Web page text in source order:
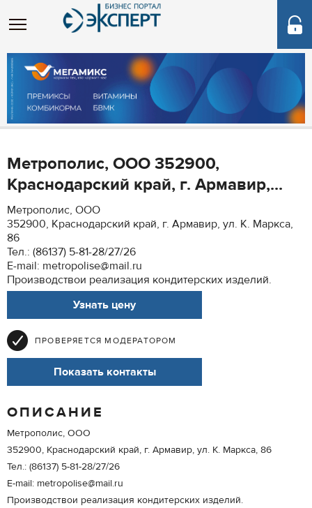
Метрополис, ООО 352900,
Краснодарский край, г. Армавир,...
Метрополис, ООО
352900, Краснодарский край, г. Армавир, ул. К. Маркса,
86
Тел.: (86137) 5-81-28/27/26
E-mail: metropolise@mail.ru
Производствои реализация кондитерских изделий.
Узнать цену
ПРОВЕРЯЕТСЯ МОДЕРАТОРОМ
Показать контакты
ОПИСАНИЕ
Метрополис, ООО
352900, Краснодарский край, г. Армавир, ул. К. Маркса, 86
Тел.: (86137) 5-81-28/27/26
E-mail: metropolise@mail.ru
Производствои реализация кондитерских изделий.